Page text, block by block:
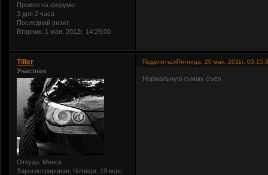
Провел на форуме:
3 дня 2 часа
Последний визит:
Вторник, 1 мая, 2012г. 14:29:00
ПоделитьсяПятница, 20 мая, 2011г.
Tiller
Участник
Откуда: Минск
Зарегистрирован: Четверг, 19 мая,
Нормальную сумму съел